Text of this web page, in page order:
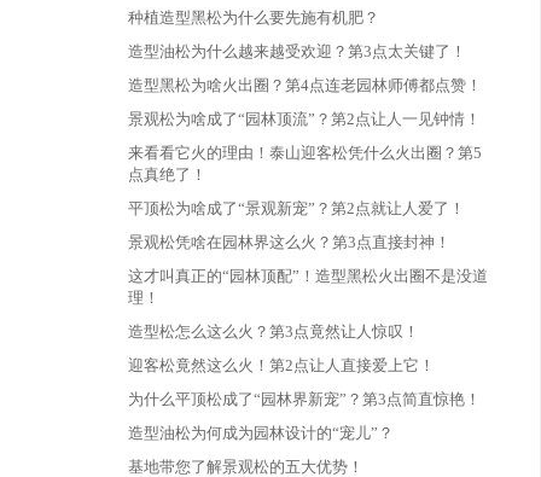
种植造型黑松为什么要先施有机肥？
造型油松为什么越来越受欢迎？第3点太关键了！
造型黑松为啥火出圈？第4点连老园林师傅都点赞！
景观松为啥成了“园林顶流”？第2点让人一见钟情！
来看看它火的理由！泰山迎客松凭什么火出圈？第5
点真绝了！
平顶松为啥成了“景观新宠”？第2点就让人爱了！
景观松凭啥在园林界这么火？第3点直接封神！
这才叫真正的“园林顶配”！造型黑松火出圈不是没道
理！
造型松怎么这么火？第3点竟然让人惊叹！
迎客松竟然这么火！第2点让人直接爱上它！
为什么平顶松成了“园林界新宠”？第3点简直惊艳！
造型油松为何成为园林设计的“宠儿”？
基地带您了解景观松的五大优势！